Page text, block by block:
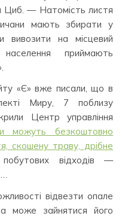
Циб. — Натомість листя
мають збирати у
вивозити на місцевий
приймають
«Є» вже писали, що в
Миру, 7 поблизу
Центр управління
можуть безкоштовно
скошену траву, дрібне
відходів —
відвезти опале
може зайнятися його